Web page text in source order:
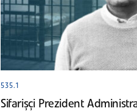
535.1
Sifarişçi Prezident